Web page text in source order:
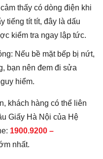
thấy có dòng điện khi
tiếng tít tít, đây là dấu
kiểm tra ngay lập tức.
Nếu bề mặt bếp bị nứt,
bạn nên đem đi sửa
hiểm.
khách hàng có thể liên
Giấy Hà Nội của Hệ
1900.9200 –
nhất.